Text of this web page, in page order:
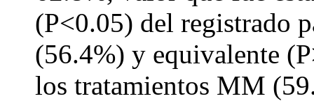
(P<0.05) del registrado
(56.4%) y equivalente
los tratamientos MM